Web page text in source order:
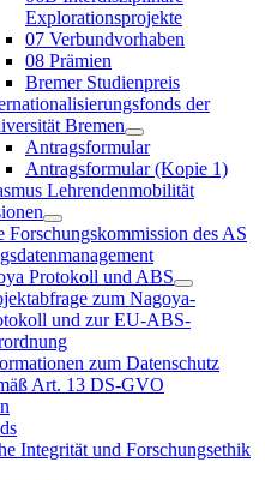
Explorationsprojekte
07 Verbundvorhaben
08 Prämien
Bremer Studienpreis
der
Bremen
Antragsformular
Antragsformular (Kopie 1)
Lehrendenmobilität
Forschungskommission des AS
Protokoll und ABS
zum Nagoya-
und zur EU-ABS-
zum Datenschutz
Art. 13 DS-GVO
Integrität und Forschungsethik